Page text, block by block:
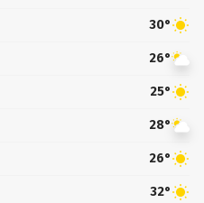
30°
26°
25°
28°
26°
32°